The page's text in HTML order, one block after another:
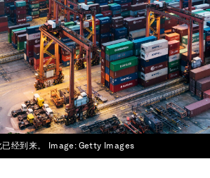
经到来。 Image: Getty Images